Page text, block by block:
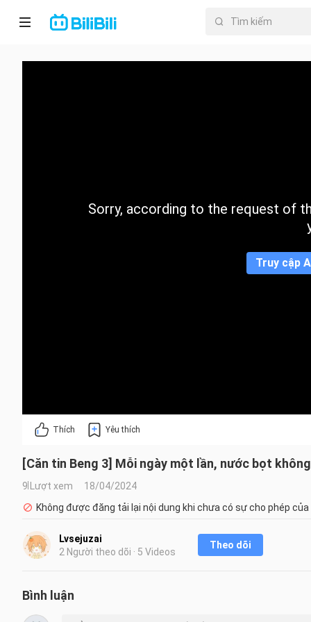
Trang chủ
Sorry, according to the request of
Truy cập
Thích Yêu thích
[Căn tin Beng 3] Mỗi ngày một lần, nước bọt
9 Lượt xem
18/04/2024
Không được đăng tải lại nội dung khi chưa có sự cho phép
Lvsejuzai
2 Người theo dõi · 5 Videos
Theo dõi
Bình luận